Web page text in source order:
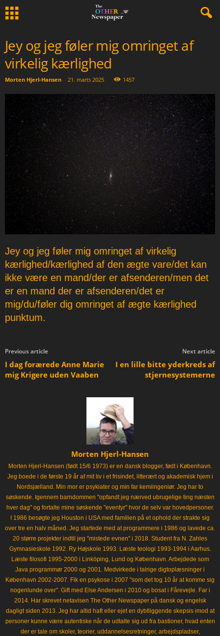
Jey og jeg føler mig omringet af
virkelig kærlighed
Morten Hjerl-Hansen - 21. marts 2025 1457
Jey og jeg føler mig omringet af virkelig
kærlighed/kærlighed af den ægte vare/det kan
ikke være en mand/der er afsenderen/men det
er en mand der er afsenderen/det er
mig/du/føler dig omringet af ægte kærlighed
punktum.
Previous article
I dag forærede Anne Marie
mig Krigere uden Vaaben
Next article
I en lille bitte yderkreds af
stjernesystemerne
Morten Hjerl-Hansen
Morten Hjerl-Hansen (født 15/6 1973) er en dansk blogger, født i København.
Jeg boede i de første 19 år af mit liv i et frisindet, litterært og akademisk hjem i
Nordsjælland. Min mor er psykiater og min far kemiingeniør. Jeg har to
søskende. Igennem barndommen "opfandt jeg nærved ubrugelige ting næsten
hver dag" og fortalte mine søskende "eventyr" hvor de selv var hovedpersoner.
I 1986 besøgte jeg Houston i USA med familien på et ophold der strakte sig
over tre en halv måned. Jeg startede med at programmere i 1986 og lavede ca.
20 større projekter indtil jeg "mistede evnen" i 2018. Student fra N. Zahles
Gymnasieskole 1992. Ry Højskole 1993. Læste teologi 1993-1994 i Aarhus.
Læste filosofi 1995-2000 i Linköping, Lund og København. Arbejdede som
Java programmør 2000 og 2001. Medvirkede i talrige digtoplæsninger i
København 2002-2007. Fik en psykose i 2007 "som det tog 10 år at komme sig
nogenlunde over". Gift med Else Andersen i 2010 og bosat i Fårevejle. Far i
2014. Har skrevet netavisen The Other Newspaper på dansk og engelsk
dagligt siden 2013. Jeg har altid haft eller ejet en dybtliggende skepsis imod at
personer kunne være autentiske når de udtalte sig ud fra bastioner, hvad enten
der er tale om skoler, teorier, uddannelsesretninger, arbejdspladser,